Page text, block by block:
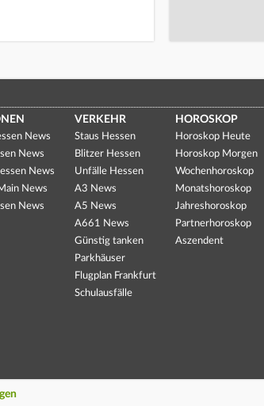
News
News
News
News
News
VERKEHR
Staus Hessen
Blitzer Hessen
Unfälle Hessen
A3 News
A5 News
A661 News
Günstig tanken
Parkhäuser
Flugplan Frankfurt
Schulausfälle
HOROSKOP
Horoskop Heute
Horoskop Morgen
Wochenhoroskop
Monatshoroskop
Jahreshoroskop
Partnerhoroskop
Aszendent